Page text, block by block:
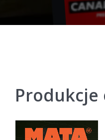
Produkcje